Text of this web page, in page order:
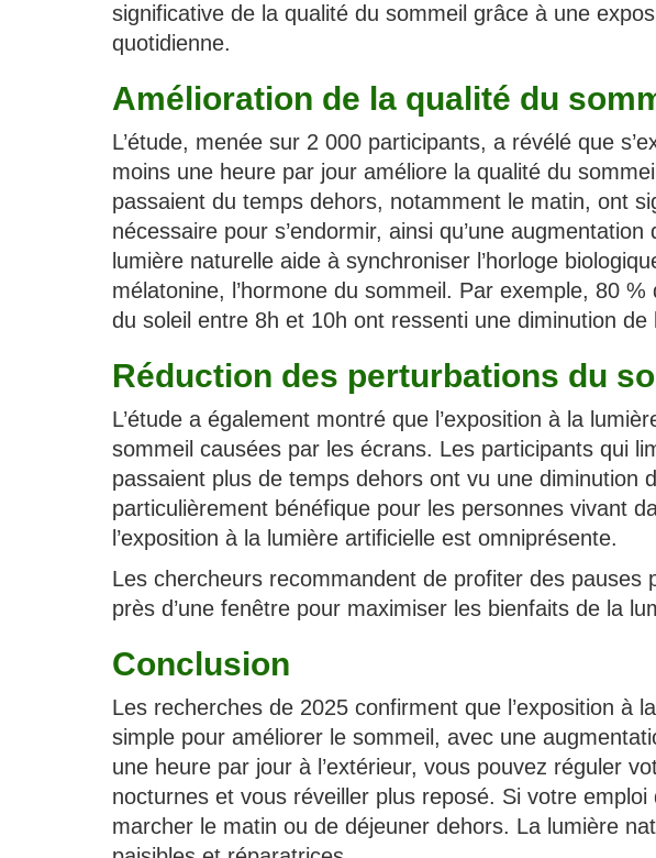
significative de la qualité du sommeil grâce à une
quotidienne.
Amélioration de la qualité du
L’étude, menée sur 2 000 participants, a révélé que
moins une heure par jour améliore la qualité du
passaient du temps dehors, notamment le matin, ont
nécessaire pour s’endormir, ainsi qu’une
lumière naturelle aide à synchroniser l’horloge
mélatonine, l’hormone du sommeil. Par exemple, 80
du soleil entre 8h et 10h ont ressenti une diminution de
Réduction des perturbations du
L’étude a également montré que l’exposition à la
sommeil causées par les écrans. Les participants qui
passaient plus de temps dehors ont vu une diminution
particulièrement bénéfique pour les personnes vivant
l’exposition à la lumière artificielle est omniprésente.
Les chercheurs recommandent de profiter des pauses
près d’une fenêtre pour maximiser les bienfaits de la
Conclusion
Les recherches de 2025 confirment que l’exposition à
simple pour améliorer le sommeil, avec une
une heure par jour à l’extérieur, vous pouvez réguler
nocturnes et vous réveiller plus reposé. Si votre
marcher le matin ou de déjeuner dehors. La lumière